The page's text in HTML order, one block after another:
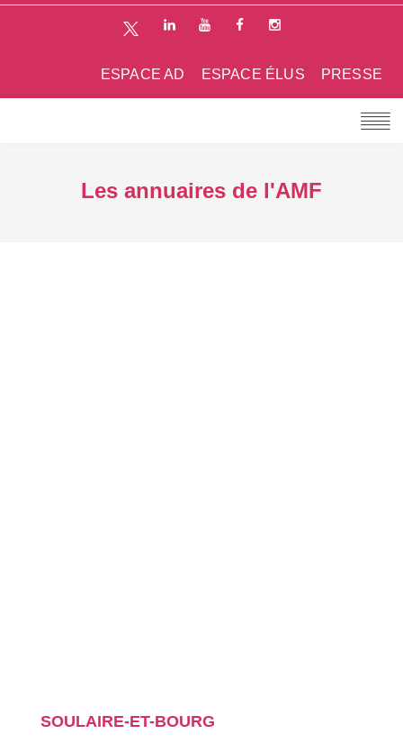
PRESSE
ESPACE ÉLUS
ESPACE AD
Les annuaires de l'AMF
SOULAIRE-ET-BOURG